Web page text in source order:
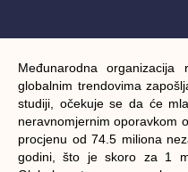
Međunarodna
globalnim trendovima
studiji, očekuje se da će
neravnomjernim oporavkom
procjenu od 74.5 miliona
godini, što je skoro za 1